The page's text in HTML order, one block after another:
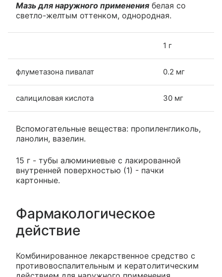
Мазь для наружного применения белая со
светло-желтым оттенком, однородная.
1 г
флуметазона пивалат 0.2 мг
салициловая кислота 30 мг
Вспомогательные вещества: пропиленгликоль,
ланолин, вазелин.
15 г - тубы алюминиевые с лакированной
внутренней поверхностью (1) - пачки
картонные.
Фармакологическое
действие
Комбинированное лекарственное средство с
противовоспалительным и кератолитическим